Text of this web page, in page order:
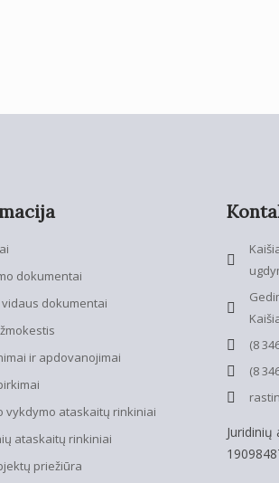
dokumentai
dokumentai
ir apdovanojimai
vykdymo ataskaitų rinkiniai
ataskaitų rinkiniai
priežiūra
(8
(8